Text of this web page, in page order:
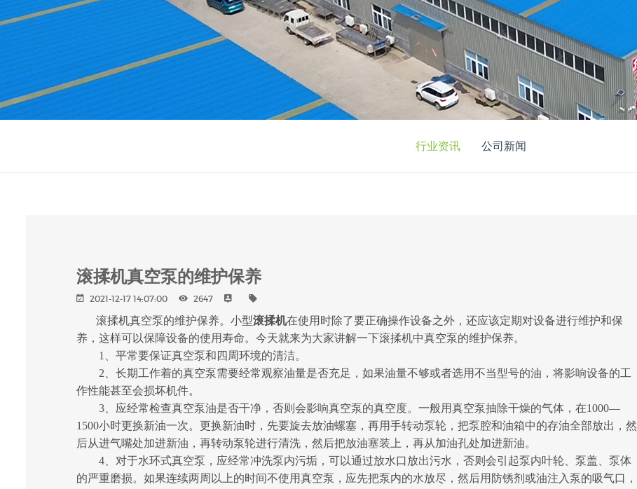
行业资讯 公司新闻
滚揉机真空泵的维护保养
2021-12-17 14:07:00 2647
滚揉机真空泵的维护保养。小型滚揉机在使用时除了要正确操作设备之外，还应该定期对设备进行维护和保
养，这样可以保障设备的使用寿命。今天就来为大家讲解一下滚揉机中真空泵的维护保养。
1、平常要保证真空泵和四周环境的清洁。
2、长期工作着的真空泵需要经常观察油量是否充足，如果油量不够或者选用不当型号的油，将影响设备的工
作性能甚至会损坏机件。
3、应经常检查真空泵油是否干净，否则会影响真空泵的真空度。一般用真空泵抽除干燥的气体，在1000—
1500小时更换新油一次。更换新油时，先要旋去放油螺塞，再用手转动泵轮，把泵腔和油箱中的存油全部放出，然
后从进气嘴处加进新油，再转动泵轮进行清洗，然后把放油塞装上，再从加油孔处加进新油。
4、对于水环式真空泵，应经常冲洗泵内污垢，可以通过放水口放出污水，否则会引起泵内叶轮、泵盖、泵体
的严重磨损。如果连续两周以上的时间不使用真空泵，应先把泵内的水放尽，然后用防锈剂或油注入泵的吸气口，